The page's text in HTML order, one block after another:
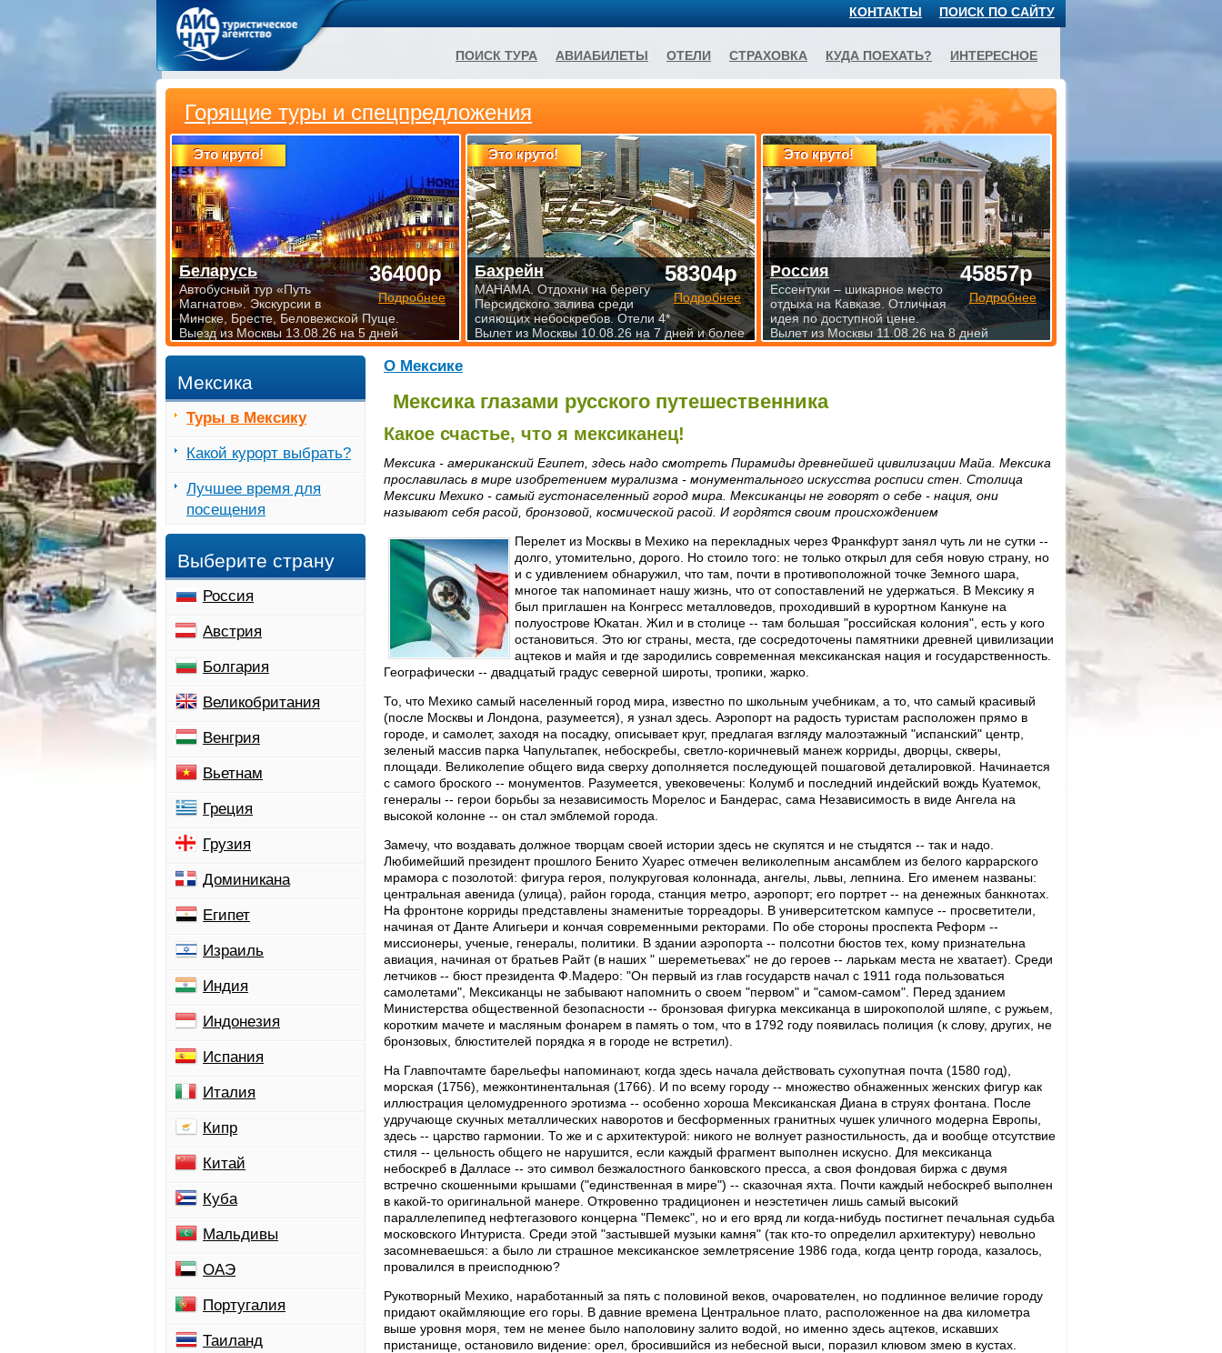
О Мексике
Мексика глазами русского путешественника
Какое счастье, что я мексиканец!
Мексика - американский Египет, здесь надо смотреть Пирамиды древнейшей цивилизации Майа. Мексика
прославилась в мире изобретением мурализма - монументального искусства росписи стен. Столица
Мексики Мехико - самый густонаселенный город мира. Мексиканцы не говорят о себе - нация, они
называют себя расой, бронзовой, космической расой. И гордятся своим происхождением
Перелет из Москвы в Мехико на перекладных через Франкфурт занял чуть ли не сутки --
долго, утомительно, дорого. Но стоило того: не только открыл для себя новую страну, но
и с удивлением обнаружил, что там, почти в противоположной точке Земного шара,
многое так напоминает нашу жизнь, что от сопоставлений не удержаться. В Мексику я
был приглашен на Конгресс металловедов, проходивший в курортном Канкуне на
полуострове Юкатан. Жил и в столице -- там большая "российская колония", есть у кого
остановиться. Это юг страны, места, где сосредоточены памятники древней цивилизации
ацтеков и майя и где зародились современная мексиканская нация и государственность.
Географически -- двадцатый градус северной широты, тропики, жарко.
То, что Мехико самый населенный город мира, известно по школьным учебникам, а то, что самый красивый
(после Москвы и Лондона, разумеется), я узнал здесь. Аэропорт на радость туристам расположен прямо в
городе, и самолет, заходя на посадку, описывает круг, предлагая взгляду малоэтажный "испанский" центр,
зеленый массив парка Чапультапек, небоскребы, светло-коричневый манеж корриды, дворцы, скверы,
площади. Великолепие общего вида сверху дополняется последующей пошаговой деталировкой. Начинается
с самого броского -- монументов. Разумеется, увековечены: Колумб и последний индейский вождь Куатемок,
генералы -- герои борьбы за независимость Морелос и Бандерас, сама Независимость в виде Ангела на
высокой колонне -- он стал эмблемой города.
Замечу, что воздавать должное творцам своей истории здесь не скупятся и не стыдятся -- так и надо.
Любимейший президент прошлого Бенито Хуарес отмечен великолепным ансамблем из белого каррарского
мрамора с позолотой: фигура героя, полукруговая колоннада, ангелы, львы, лепнина. Его именем названы:
центральная авенида (улица), район города, станция метро, аэропорт; его портрет -- на денежных банкнотах.
На фронтоне корриды представлены знаменитые торреадоры. В университетском кампусе -- просветители,
начиная от Данте Алигьери и кончая современными ректорами. По обе стороны проспекта Реформ --
миссионеры, ученые, генералы, политики. В здании аэропорта -- полсотни бюстов тех, кому признательна
авиация, начиная от братьев Райт (в наших " шереметьевах" не до героев -- ларькам места не хватает). Среди
летчиков -- бюст президента Ф.Мадеро: "Он первый из глав государств начал с 1911 года пользоваться
самолетами", Мексиканцы не забывают напомнить о своем "первом" и "самом-самом". Перед зданием
Министерства общественной безопасности -- бронзовая фигурка мексиканца в широкополой шляпе, с ружьем,
коротким мачете и масляным фонарем в память о том, что в 1792 году появилась полиция (к слову, других, не
бронзовых, блюстителей порядка я в городе не встретил).
На Главпочтамте барельефы напоминают, когда здесь начала действовать сухопутная почта (1580 год),
морская (1756), межконтинентальная (1766). И по всему городу -- множество обнаженных женских фигур как
иллюстрация целомудренного эротизма -- особенно хороша Мексиканская Диана в струях фонтана. После
удручающе скучных металлических наворотов и бесформенных гранитных чушек уличного модерна Европы,
здесь -- царство гармонии. То же и с архитектурой: никого не волнует разностильность, да и вообще отсутствие
стиля -- цельность общего не нарушится, если каждый фрагмент выполнен искусно. Для мексиканца
небоскреб в Далласе -- это символ безжалостного банковского пресса, а своя фондовая биржа с двумя
встречно скошенными крышами ("единственная в мире") -- сказочная яхта. Почти каждый небоскреб выполнен
в какой-то оригинальной манере. Откровенно традиционен и неэстетичен лишь самый высокий
параллелепипед нефтегазового концерна "Пемекс", но и его вряд ли когда-нибудь постигнет печальная судьба
московского Интуриста. Среди этой "застывшей музыки камня" (так кто-то определил архитектуру) невольно
засомневаешься: а было ли страшное мексиканское землетрясение 1986 года, когда центр города, казалось,
провалился в преисподнюю?
Рукотворный Мехико, наработанный за пять с половиной веков, очарователен, но подлинное величие городу
придают окаймляющие его горы. В давние времена Центральное плато, расположенное на два километра
выше уровня моря, тем не менее было наполовину залито водой, но именно здесь ацтеков, искавших
пристанище, остановило видение: орел, бросившийся из небесной выси, поразил клювом змею в кустах.
Мексика
Туры в Мексику
Какой курорт выбрать?
Лучшее время для
посещения
Выберите страну
Россия
Австрия
Болгария
Великобритания
Венгрия
Вьетнам
Греция
Грузия
Доминикана
Египет
Израиль
Индия
Индонезия
Испания
Италия
Кипр
Китай
Куба
Мальдивы
ОАЭ
Португалия
Таиланд
Горящие туры и спецпредложения
Это круто!
36400р
Подробнее
Беларусь
Автобусный тур «Путь
Магнатов». Экскурсии в
Минске, Бресте, Беловежской Пуще.
Выезд из Москвы 13.08.26 на 5 дней
Это круто!
58304р
Подробнее
Бахрейн
МАНАМА. Отдохни на берегу
Персидского залива среди
сияющих небоскребов. Отели 4*
Вылет из Москвы 10.08.26 на 7 дней и более
Это круто!
45857р
Подробнее
Россия
Ессентуки – шикарное место
отдыха на Кавказе. Отличная
идея по доступной цене.
Вылет из Москвы 11.08.26 на 8 дней
ПОИСК ПО САЙТУ
КОНТАКТЫ
ПОИСК ТУРА АВИАБИЛЕТЫ ОТЕЛИ СТРАХОВКА КУДА ПОЕХАТЬ? ИНТЕРЕСНОЕ